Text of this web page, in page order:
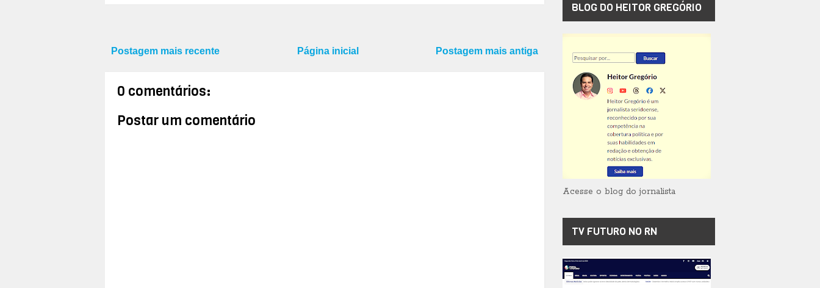
Postagem mais recente Postagem mais antiga
Página inicial
0 comentários:
Postar um comentário
BLOG DO HEITOR GREGÓRIO
Acesse o blog do jornalista
TV FUTURO NO RN